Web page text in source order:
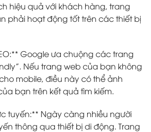
hiệu quả với khách hàng, trang
phải hoạt động tốt trên các thiết bị
Google ưa chuộng các trang
Nếu trang web của bạn không
mobile, điều này có thể ảnh
bạn trên kết quả tìm kiếm.
tuyến:** Ngày càng nhiều người
thông qua thiết bị di động. Trang